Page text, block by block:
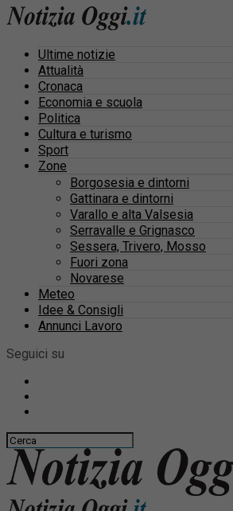
Ultime notizie
Attualità
Cronaca
Economia e scuola
Politica
Cultura e turismo
Sport
Zone
Borgosesia e dintorni
Gattinara e dintorni
Varallo e alta Valsesia
Serravalle e Grignasco
Sessera, Trivero, Mosso
Fuori zona
Novarese
Meteo
Idee & Consigli
Annunci Lavoro
Seguici su